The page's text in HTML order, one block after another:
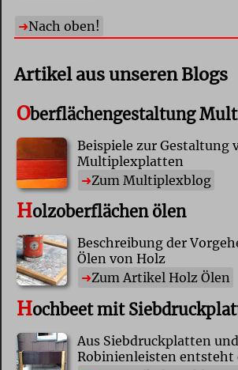
Nach oben!
Artikel aus unseren Blogs
Oberflächengestaltung
Beispiele zur Gestaltung
Multiplexplatten
Zum Multiplexblog
Holzoberflächen ölen
Beschreibung der
Ölen von Holz
Zum Artikel Holz Ölen
Hochbeet mit
Aus Siebdruckplatten und
Robinienleisten entsteht